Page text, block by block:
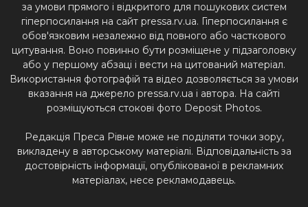
за умови прямого і відкритого для пошукових систем
гіперпосилання на сайт pressa.rv.ua. Гіперпосилання є
обов'язковим незалежно від повного або часткового
цитування. Воно повинно бути розміщене у підзаголовку
або у першому абзаці і вести на цитований матеріал.
Використання фотографій та відео дозволяється за умови
вказання на джерело pressa.rv.ua і автора. На сайті
розміщуються стокові фото Deposit Photos.
Редакція Преса Рівне може не поділяти точки зору,
викладену в авторському матеріалі. Відповідальність за
достовірність інформації, опублікованої в рекламних
матеріалах, несе рекламодавець.